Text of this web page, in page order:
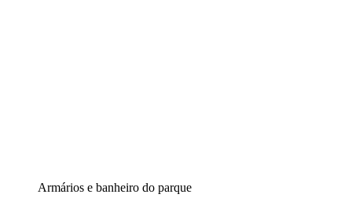
Armários e banheiro do parque